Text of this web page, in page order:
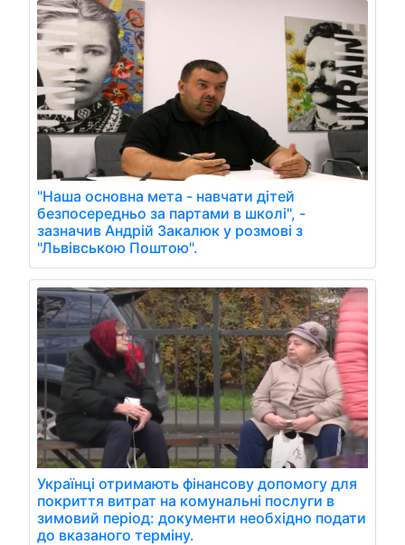
"Наша основна мета - навчати дітей
безпосередньо за партами в школі", -
зазначив Андрій Закалюк у розмові з
"Львівською Поштою".
Українці отримають фінансову допомогу для
покриття витрат на комунальні послуги в
зимовий період: документи необхідно подати
до вказаного терміну.